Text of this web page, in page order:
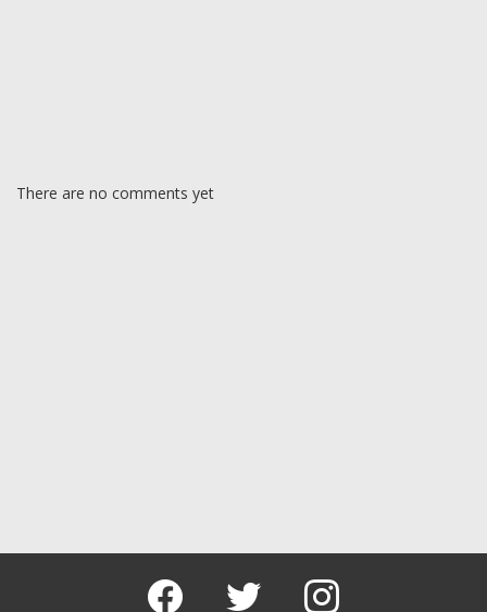
There are no comments yet
facebook twitter instagram